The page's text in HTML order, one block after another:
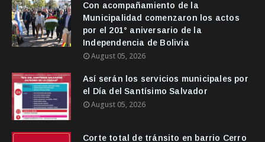
Con acompañamiento de la
Municipalidad comenzaron los actos
por el 201° aniversario de la
Independencia de Bolivia
August 05, 2026
Así serán los servicios municipales por
el Día del Santísimo Salvador
August 05, 2026
Corte total de tránsito en barrio Cerro